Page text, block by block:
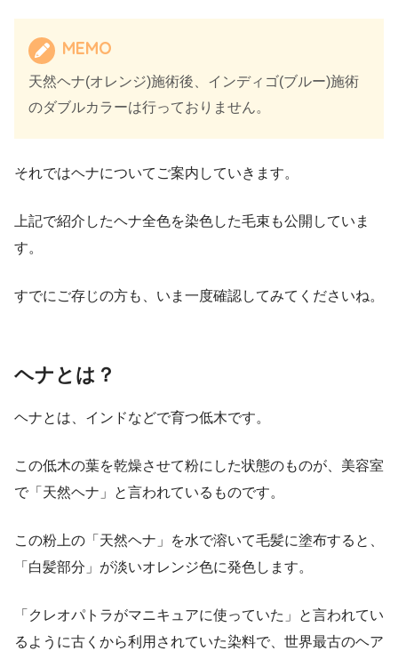
MEMO
天然ヘナ(オレンジ)施術後、インディゴ(ブルー)施術
のダブルカラーは行っておりません。
それではヘナについてご案内していきます。
上記で紹介したヘナ全色を染色した毛束も公開していま
す。
すでにご存じの方も、いま一度確認してみてくださいね。
ヘナとは？
ヘナとは、インドなどで育つ低木です。
この低木の葉を乾燥させて粉にした状態のものが、美容室
で「天然ヘナ」と言われているものです。
この粉上の「天然ヘナ」を水で溶いて毛髪に塗布すると、
「白髪部分」が淡いオレンジ色に発色します。
「クレオパトラがマニキュアに使っていた」と言われてい
るように古くから利用されていた染料で、世界最古のヘア